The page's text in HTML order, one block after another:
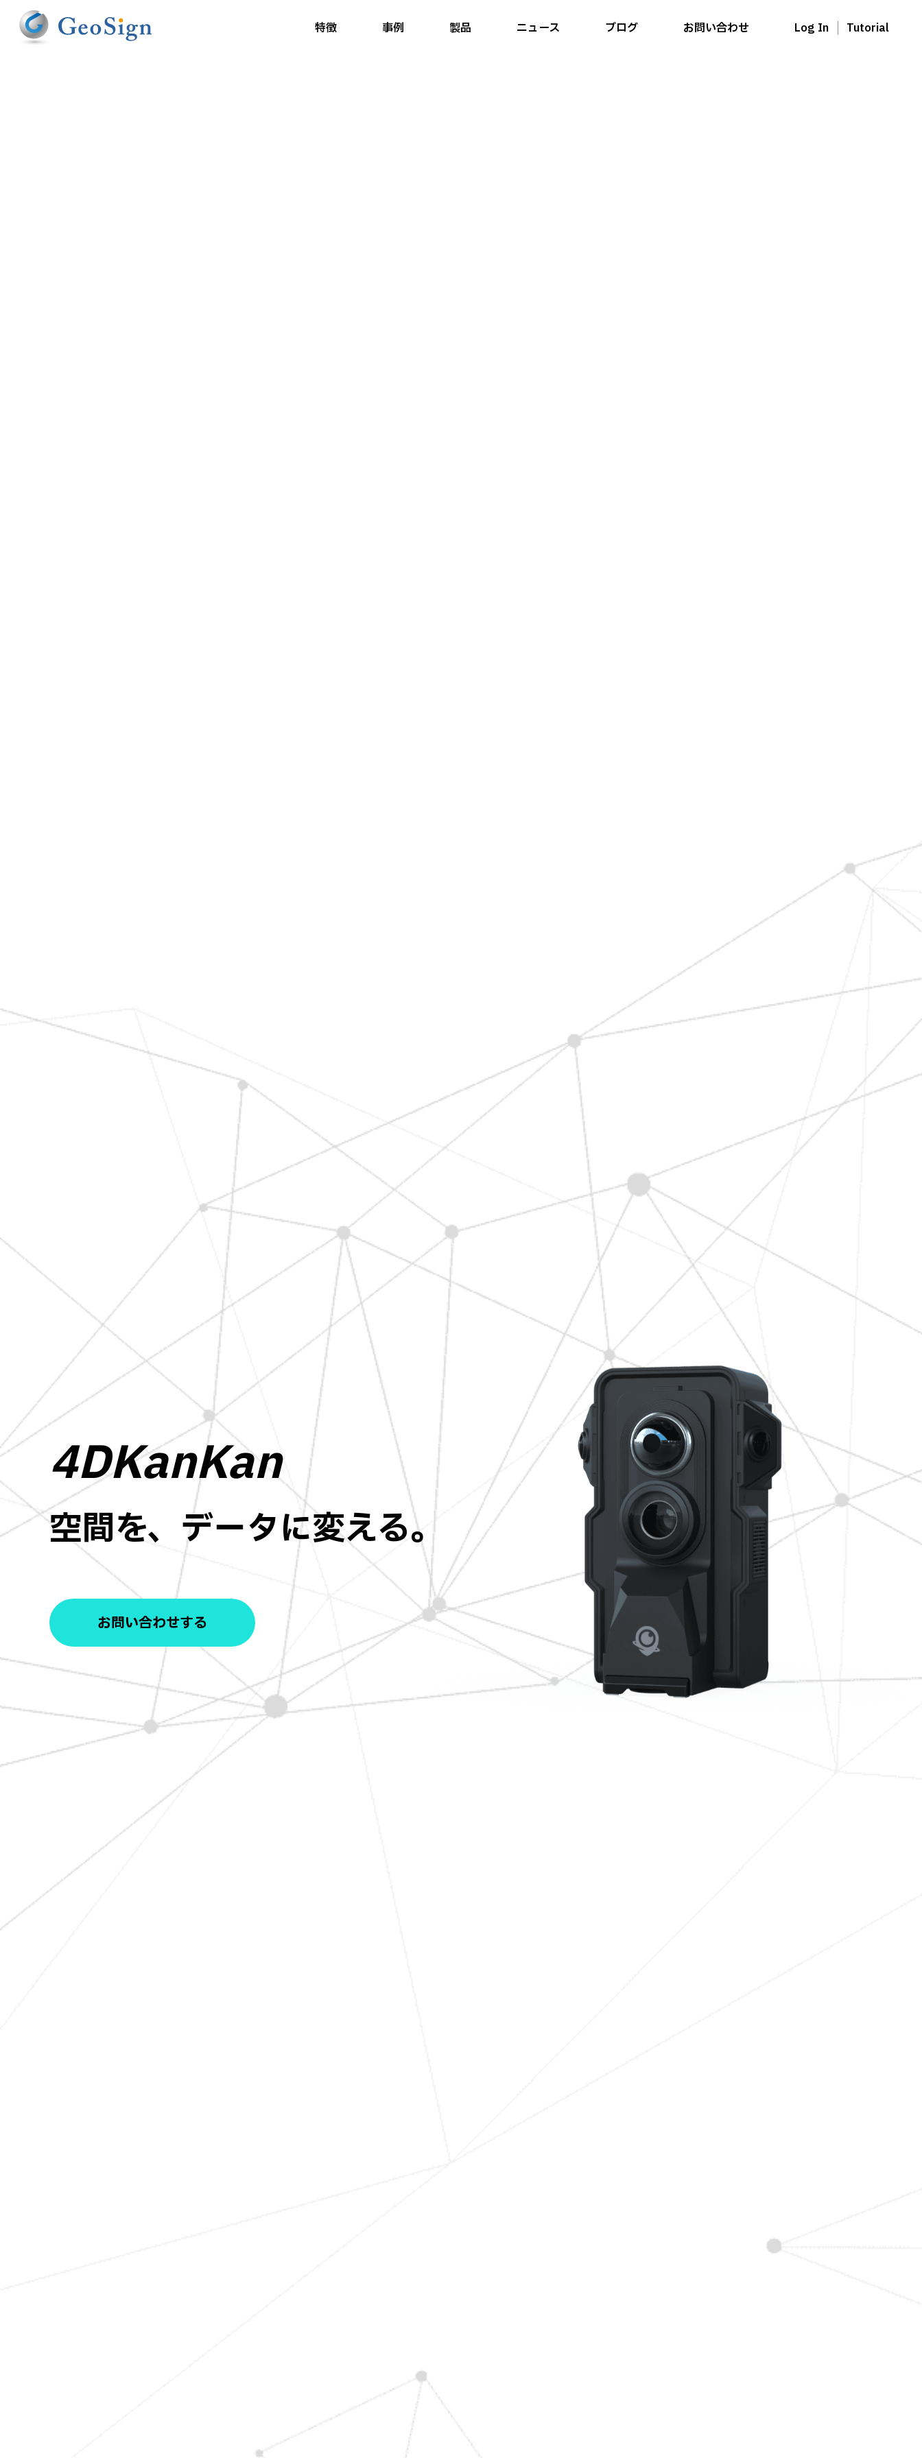
特徴 事例 製品 ニュース ブログ お問い合わせ Log In Tutorial
4DKanKan
空間を、データに変える。
お問い合わせする